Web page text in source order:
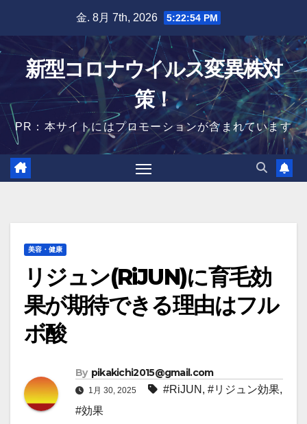
content
金. 8月 7th, 2026 5:22:55 PM
新型コロナウイルス変異株対
策！
PR：本サイトにはプロモーションが含まれています
美容・健康
リジュン(RiJUN)に育毛効
果が期待できる理由はフル
ボ酸
By pikakichi2015@gmail.com
1月 30, 2025 #RiJUN , #リジュン効果,
#効果